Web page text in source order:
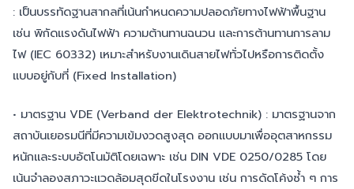
: เป็นบรรทัดฐานสากลที่เน้นกำหนดความปลอดภัยทางไฟฟ้าพื้นฐาน
เช่น พิกัดแรงดันไฟฟ้า ความต้านทานฉนวน และการต้านทานการลาม
ไฟ (IEC 60332) เหมาะสำหรับงานเดินสายไฟทั่วไปหรือการติดตั้ง
แบบอยู่กับที่ (Fixed Installation)
• มาตรฐาน VDE (Verband der Elektrotechnik) : มาตรฐานจาก
สถาบันเยอรมนีที่มีความเข้มงวดสูงสุด ออกแบบมาเพื่ออุตสาหกรรม
หนักและระบบอัตโนมัติโดยเฉพาะ เช่น DIN VDE 0250/0285 โดย
เน้นจำลองสภาวะแวดล้อมสุดขีดในโรงงาน เช่น การดัดโค้งซ้ำ ๆ การ